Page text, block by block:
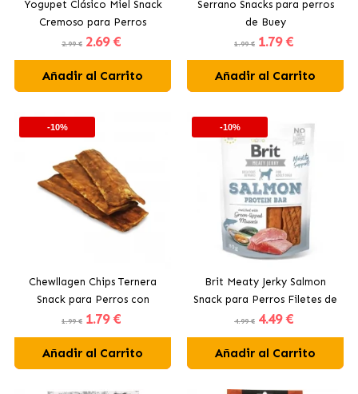
Yogupet Clásico Miel Snack
Cremoso para Perros
2.99 € 2.69 €
Añadir al Carrito
Serrano Snacks para perros
de Buey
1.99 € 1.79 €
Añadir al Carrito
-10%
Chewllagen Chips Ternera
Snack para Perros con
Colágeno
1.99 € 1.79 €
Añadir al Carrito
-10%
Brit Meaty Jerky Salmon
Snack para Perros Filetes de
Salmón
4.99 € 4.49 €
Añadir al Carrito